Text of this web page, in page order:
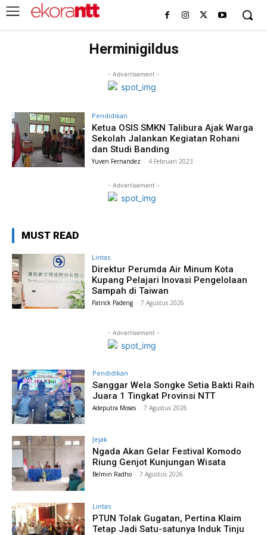
Herminigildus
- Advertisement -
Pendidikan
Ketua OSIS SMKN Talibura Ajak Warga
Sekolah Jalankan Kegiatan Rohani
dan Studi Banding
Yuven Fernandez - 4 Februari 2023
- Advertisement -
MUST READ
Lintas
Direktur Perumda Air Minum Kota
Kupang Pelajari Inovasi Pengelolaan
Sampah di Taiwan
Patrick Padeng - 7 Agustus 2026
- Advertisement -
Pendidikan
Sanggar Wela Songke Setia Bakti Raih
Juara 1 Tingkat Provinsi NTT
Adeputra Moses - 7 Agustus 2026
Jejak
Ngada Akan Gelar Festival Komodo
Riung Genjot Kunjungan Wisata
Belmin Radho - 7 Agustus 2026
Lintas
PTUN Tolak Gugatan, Pertina Klaim
Tetap Jadi Satu-satunya Induk Tinju